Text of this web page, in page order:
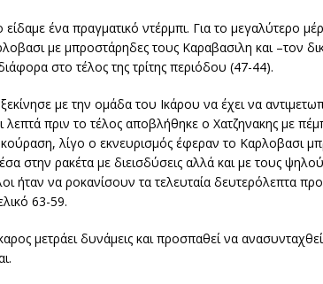
είδαμε ένα πραγματικό ντέρμπι. Για το
με μπροστάρηδες τους Καραβασιλη και –τον
στο τέλος της τρίτης περιόδου (47-44).
με την ομάδα του Ικάρου να έχει να
λεπτά πριν το τέλος αποβλήθηκε ο Χατζηνακης με
λίγο ο εκνευρισμός έφεραν το Καρλοβασι
στην ρακέτα με διεισδύσεις αλλά και με τους
ήταν να ροκανίσουν τα τελευταία
63-59.
μετράει δυνάμεις και προσπαθεί να